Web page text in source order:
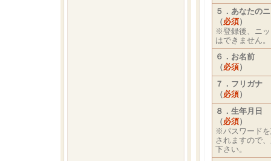
５．あなたの
（必須 ）
※登録後、ニ
はできません。
６．お名前
（必須 ）
７．フリガナ
（必須 ）
８．生年月日
（必須 ）
※パスワード
されますので
下さい。